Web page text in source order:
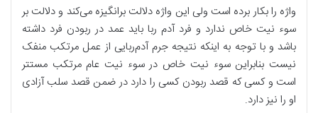
واژه را بکار برده است ولی این واژه دلالت برانگیزه می‌کند و دلالت بر
سوء‌ نیت خاص ندارد و فرد آدم ربا باید عمد در ربودن فرد داشته
باشد و با توجه به اینکه نتیجه جرم آدم‌ربایی از عمل مرتکب منفک
نیست بنابراین سوء‌ نیت خاص در سوء نیت عام مرتکب مستتر
است و کسی که قصد ربودن کسی را دارد در ضمن قصد سلب آزادی
او را نیز دارد.